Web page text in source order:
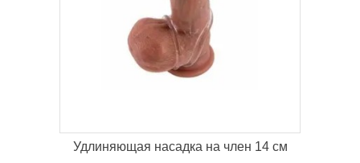
Удлиняющая насадка на член 14 см